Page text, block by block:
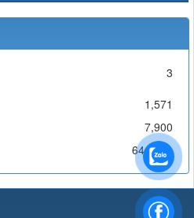
3
1,571
7,900
644,731